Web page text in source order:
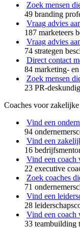
Zoek mensen
49 branding
Vraag advies
187 marketeers
Vraag advies
74 strategen
Direct contact
84 marketing-
Zoek mensen
23 PR-
Coaches voor
Vind een
94
Vind een
16
Vind een coach
22 executive
Zoek coaches
71
Vind een
28
Vind een coach
33 teambuilding